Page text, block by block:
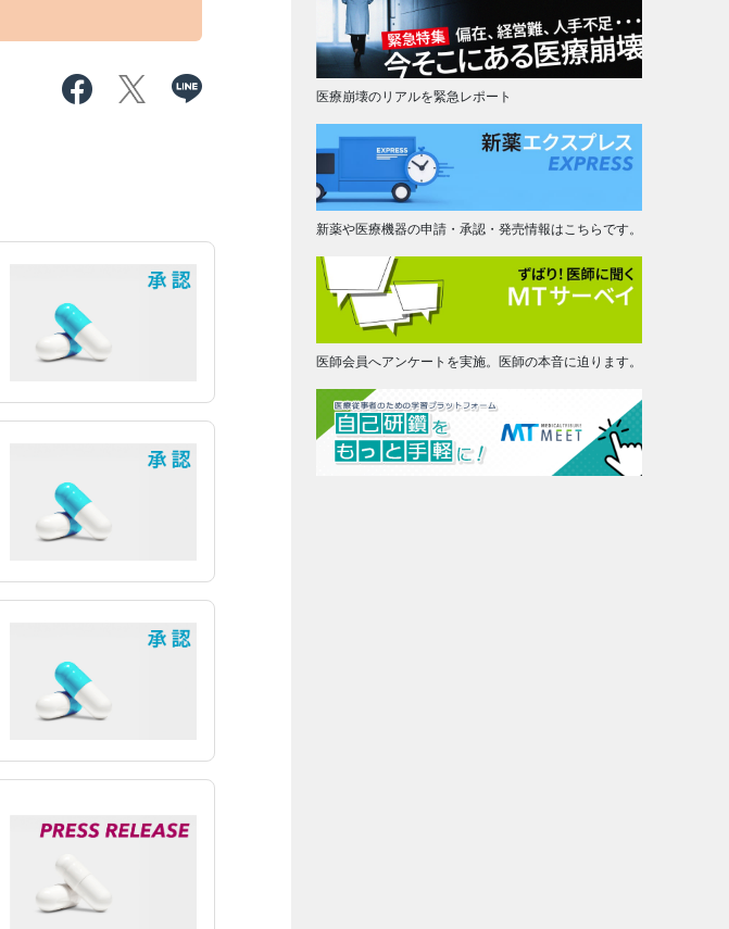
医療崩壊のリアルを緊急レポート
新薬や医療機器の申請・承認・発売情報はこちらです。
医師会員へアンケートを実施。医師の本音に迫ります。